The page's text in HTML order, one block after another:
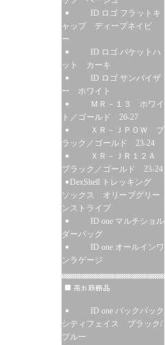
ID ロゴ フラットキ
ャップ ディープネイビ
ー
ID ロゴ バケットハ
ット カーキ
ID ロゴ サンバイザ
ー ホワイト
ＭＲ－１３ ホワイ
ト／ゴールド 26-27
ＸＲ－ＪＰＯＷ ブ
ラック／ゴールド 23-24
ＸＲ－ＪＲ１２Ａ
ブラック／ゴールド 23-24
DexShell トレッキング
ソックス オリーブグリー
ンストライプ
ID one マルチショル
ダーバッグ
ID one オールインワ
ンラゲージ
ID one バックパック
シティフェイス ブラック/
ブルー